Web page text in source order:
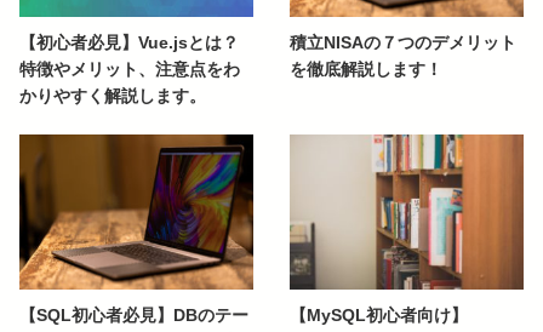
【初心者必見】Vue.jsとは？
特徴やメリット、注意点をわ
かりやすく解説します。
積立NISAの７つのデメリット
を徹底解説します！
【SQL初心者必見】DBのテー
【MySQL初心者向け】